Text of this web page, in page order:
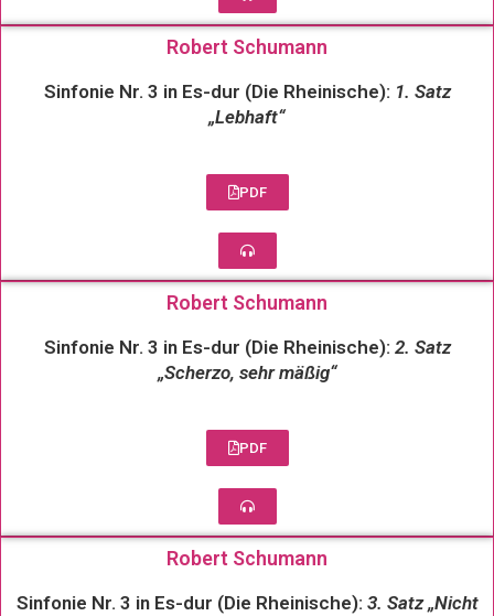
Robert Schumann
Sinfonie Nr. 3 in Es-dur (Die Rheinische): 1. Satz
„Lebhaft“
PDF
Robert Schumann
Sinfonie Nr. 3 in Es-dur (Die Rheinische): 2. Satz
„Scherzo, sehr mäßig“
PDF
Robert Schumann
Sinfonie Nr. 3 in Es-dur (Die Rheinische): 3. Satz „Nicht